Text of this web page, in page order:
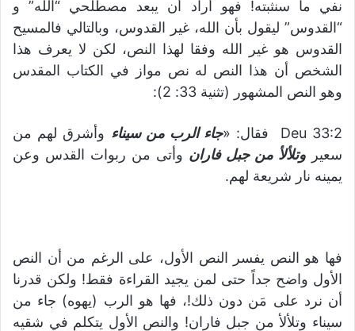
نفي ما سنثبته! فهو أراد أن يبعد مصطلحي “الله” و
“القدوس” ليقول بأن الله، غير القدوس، وبالتالي فالمسيح
القدوس هو غير الله وفقا لهذا النص، لكن لا يعرف هذا
الشخص أن هذا النص له نص مواز في الكتاب المقدس
وهو النص المشهور (تثنية 33: 2):
Deu 33:2 فقال: « جاء الرب من سيناء وأشرق لهم من
سعير وتلألأ من جبل فاران وأتى من ربوات القدس وعن
يمينه نار شريعة لهم.
فها هو النص يفسر النص الأول، على الرغم من أن النص
الأول واضح جداً حتى لمن يجيد القراءة فقط! ولكن قدرنا
أن نرد على مَن دون ذلك!، فها هو الرب (يهوه) جاء من
سيناء وتلألأ من جبل فاران! والنص الأول يتكلم في شقيه